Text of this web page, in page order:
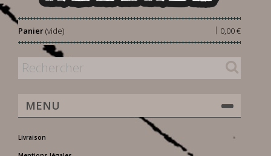
Panier 0,00 €
|
(vide)
MENU
Livraison